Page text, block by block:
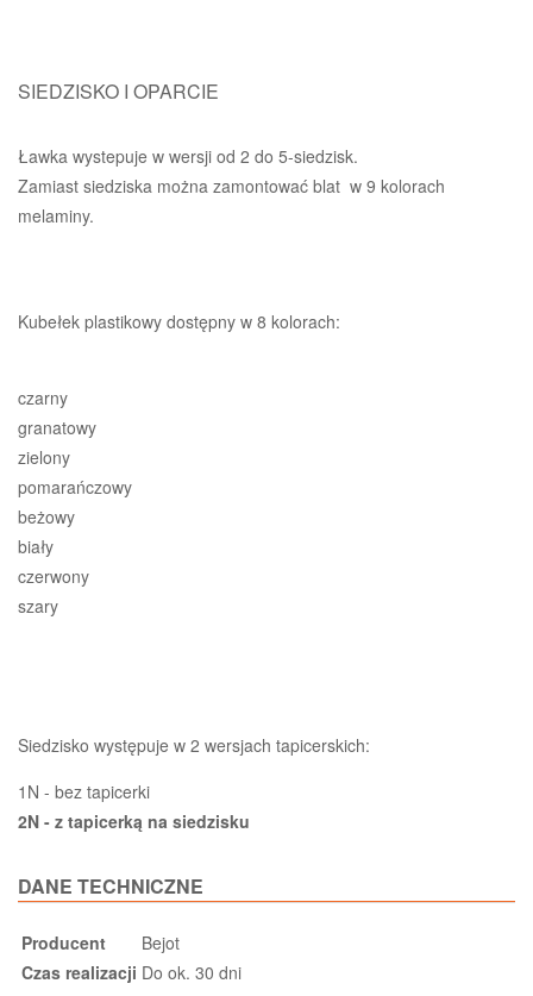
SIEDZISKO I OPARCIE
Ławka wystepuje w wersji od 2 do 5-siedzisk.
Zamiast siedziska można zamontować blat w 9 kolorach
melaminy.
Kubełek plastikowy dostępny w 8 kolorach:
czarny
granatowy
zielony
pomarańczowy
beżowy
biały
czerwony
szary
Siedzisko występuje w 2 wersjach tapicerskich:
1N - bez tapicerki
2N - z tapicerką na siedzisku
DANE TECHNICZNE
Producent
Bejot
Czas realizacji Do ok. 30 dni